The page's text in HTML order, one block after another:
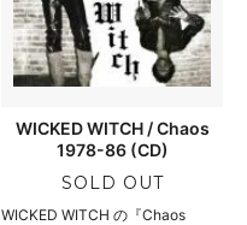
WICKED WITCH / Chaos
1978-86 (CD)
SOLD OUT
WICKED WITCH の『Chaos